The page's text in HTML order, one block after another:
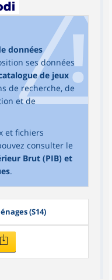
données
ses données
de jeux
de recherche, de
et de
et fichiers
consulter le
Brut (PIB) et
.
(S14)